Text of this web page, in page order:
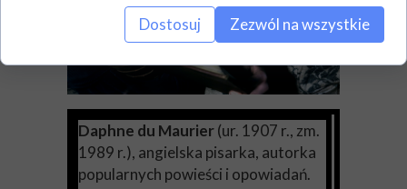
Daphne du Maurier(ur. 1907 r., zm.
1989 r.), angielska pisarka, autorka
popularnych powieści i opowiadań.
Dostosuj Zezwól na wszystkie